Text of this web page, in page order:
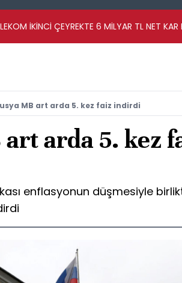
İKİNCİ ÇEYREKTE 6 MİLYAR TL NET
MB art arda 5. kez faiz indirdi
art arda 5. kez
enflasyonun düşmesiyle